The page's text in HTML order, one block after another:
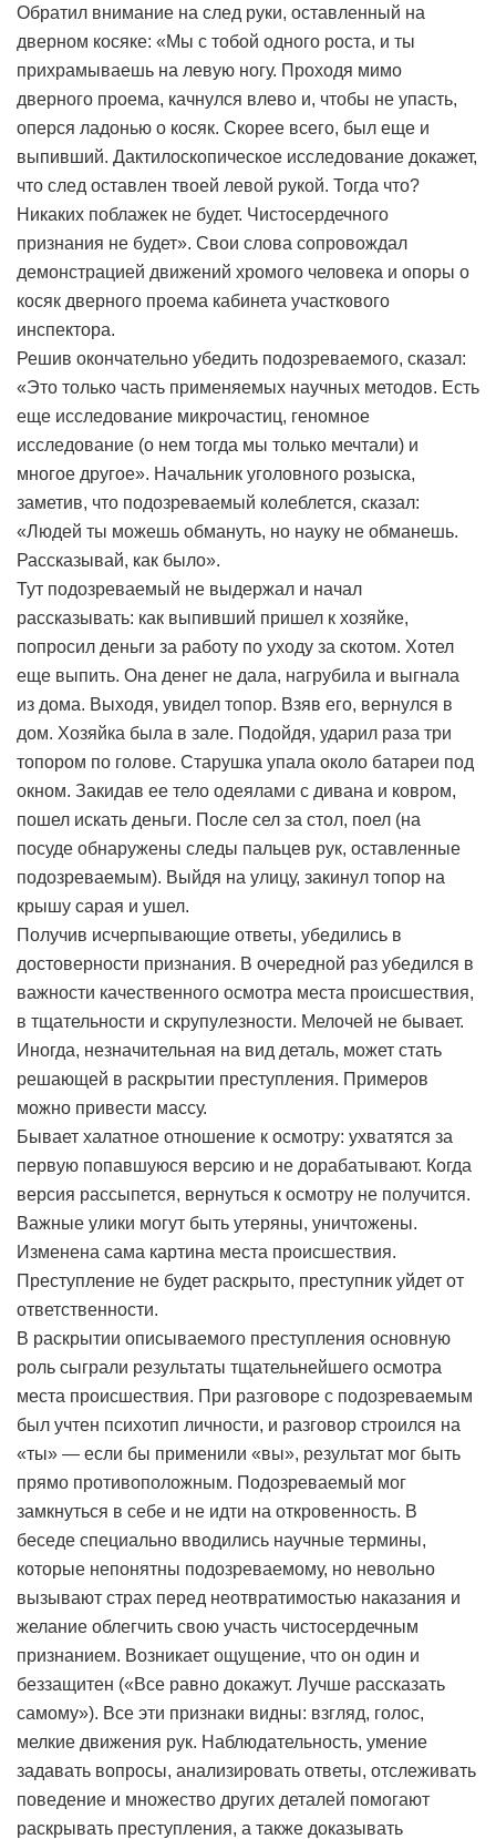
Обратил внимание на след руки, оставленный на
дверном косяке: «Мы с тобой одного роста, и ты
прихрамываешь на левую ногу. Проходя мимо
дверного проема, качнулся влево и, чтобы не упасть,
оперся ладонью о косяк. Скорее всего, был еще и
выпивший. Дактилоскопическое исследование докажет,
что след оставлен твоей левой рукой. Тогда что?
Никаких поблажек не будет. Чистосердечного
признания не будет». Свои слова сопровождал
демонстрацией движений хромого человека и опоры о
косяк дверного проема кабинета участкового
инспектора.
Решив окончательно убедить подозреваемого, сказал:
«Это только часть применяемых научных методов. Есть
еще исследование микрочастиц, геномное
исследование (о нем тогда мы только мечтали) и
многое другое». Начальник уголовного розыска,
заметив, что подозреваемый колеблется, сказал:
«Людей ты можешь обмануть, но науку не обманешь.
Рассказывай, как было».
Тут подозреваемый не выдержал и начал
рассказывать: как выпивший пришел к хозяйке,
попросил деньги за работу по уходу за скотом. Хотел
еще выпить. Она денег не дала, нагрубила и выгнала
из дома. Выходя, увидел топор. Взяв его, вернулся в
дом. Хозяйка была в зале. Подойдя, ударил раза три
топором по голове. Старушка упала около батареи под
окном. Закидав ее тело одеялами с дивана и ковром,
пошел искать деньги. После сел за стол, поел (на
посуде обнаружены следы пальцев рук, оставленные
подозреваемым). Выйдя на улицу, закинул топор на
крышу сарая и ушел.
Получив исчерпывающие ответы, убедились в
достоверности признания. В очередной раз убедился в
важности качественного осмотра места происшествия,
в тщательности и скрупулезности. Мелочей не бывает.
Иногда, незначительная на вид деталь, может стать
решающей в раскрытии преступления. Примеров
можно привести массу.
Бывает халатное отношение к осмотру: ухватятся за
первую попавшуюся версию и не дорабатывают. Когда
версия рассыпется, вернуться к осмотру не получится.
Важные улики могут быть утеряны, уничтожены.
Изменена сама картина места происшествия.
Преступление не будет раскрыто, преступник уйдет от
ответственности.
В раскрытии описываемого преступления основную
роль сыграли результаты тщательнейшего осмотра
места происшествия. При разговоре с подозреваемым
был учтен психотип личности, и разговор строился на
«ты» — если бы применили «вы», результат мог быть
прямо противоположным. Подозреваемый мог
замкнуться в себе и не идти на откровенность. В
беседе специально вводились научные термины,
которые непонятны подозреваемому, но невольно
вызывают страх перед неотвратимостью наказания и
желание облегчить свою участь чистосердечным
признанием. Возникает ощущение, что он один и
беззащитен («Все равно докажут. Лучше рассказать
самому»). Все эти признаки видны: взгляд, голос,
мелкие движения рук. Наблюдательность, умение
задавать вопросы, анализировать ответы, отслеживать
поведение и множество других деталей помогают
раскрывать преступления, а также доказывать